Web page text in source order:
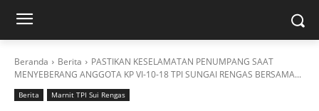
Beranda Berita
PASTIKAN KESELAMATAN PENUMPANG SAAT
MENYEBERANG ANGGOTA KP VI-10-18 TPI SUNGAI RENGAS BERSAMA...
Berita Marnit TPI Sui Rengas